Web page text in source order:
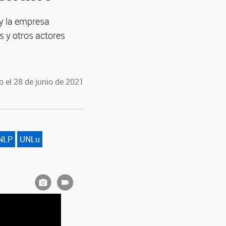
la empresa
y otros actores
el 28 de junio de 2021
UNLu